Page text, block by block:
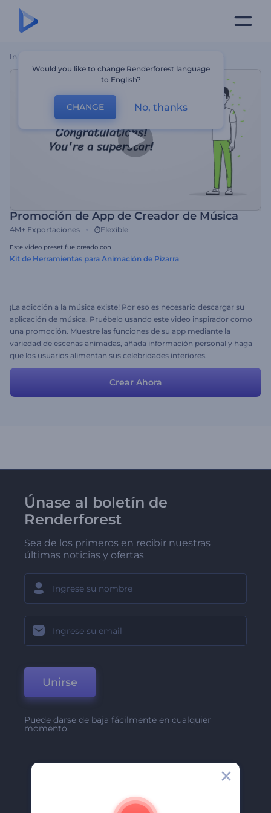
Inicio
Promoción de App de Creador de Música
4M+ Exportaciones Flexible
Este video preset fue creado con
Kit de Herramientas para Animación de Pizarra
¡La adicción a la música existe! Por eso es necesario descargar su
aplicación de música. Pruébelo usando este video inspirador como
una promoción. Muestre las funciones de su app mediante la
variedad de escenas animadas, añada información personal y haga
que los usuarios alimentan sus celebridades interiores.
Crear Ahora
Únase al boletín de
Renderforest
Sea de los primeros en recibir nuestras
últimas noticias y ofertas
Unirse
Puede darse de baja fácilmente en cualquier
momento.
Would you like to change Renderforest language
to English?
CHANGE No, thanks